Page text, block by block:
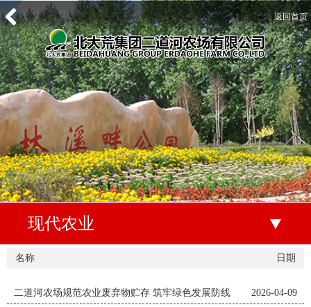
返回首页
现代农业
名称 日期
二道河农场规范农业废弃物贮存 筑牢绿色发展防线 2026-04-09